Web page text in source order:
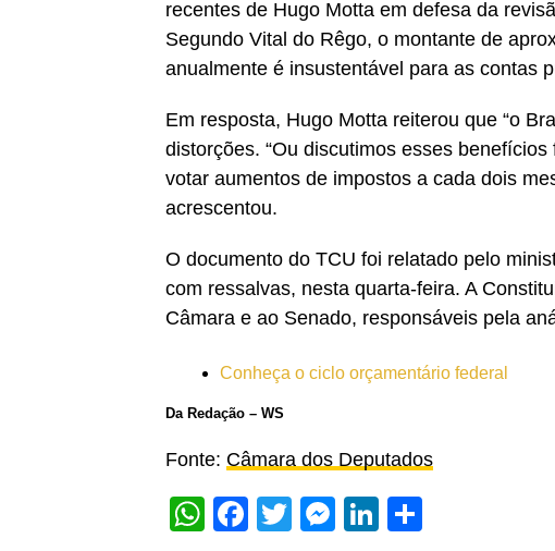
recentes de Hugo Motta em defesa da
Segundo Vital do Rêgo, o montante de
anualmente é insustentável para as contas
Em resposta, Hugo Motta reiterou que “o
distorções. “Ou discutimos esses
votar aumentos de impostos a cada dois
acrescentou.
O documento do TCU foi relatado pelo
com ressalvas, nesta quarta-feira. A
Câmara e ao Senado, responsáveis pela
Conheça o ciclo orçamentário federal
Da Redação – WS
Fonte: Câmara dos Deputados
WhatsApp
Facebook
TwitterMessenger
LinkedIn